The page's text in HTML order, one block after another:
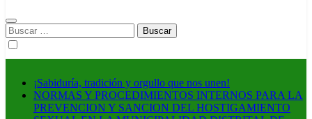
Buscar:
¡Sabiduría, tradición y orgullo que nos unen!
NORMAS Y PROCEDIMIENTOS INTERNOS PARA LA
PREVENCION Y SANCION DEL HOSTIGAMIENTO